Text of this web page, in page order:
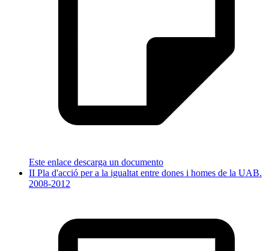
Este enlace descarga un documento
II Pla d'acció per a la igualtat entre dones i homes de la UAB.
2008-2012